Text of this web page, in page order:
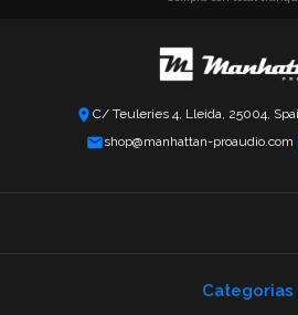
C/ Teuleries 4, Lleida, 25004,
shop@manhattan-proaudio.com
Categorias